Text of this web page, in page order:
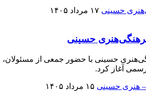
۱۷ مرداد ۱۴۰۵
حسینی
حسینی با حضور جمعی از
آغاز کرد.
۱۵ مرداد ۱۴۰۵